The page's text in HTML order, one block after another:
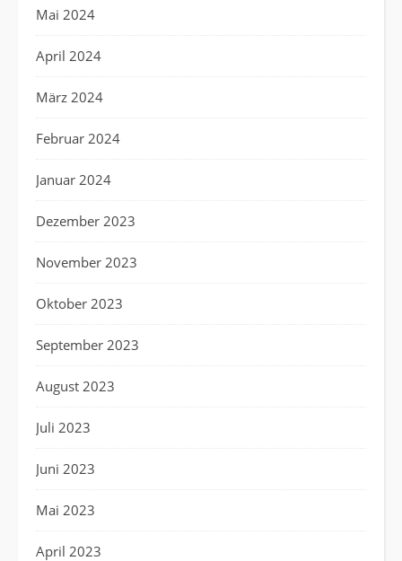
Mai 2024
April 2024
März 2024
Februar 2024
Januar 2024
Dezember 2023
November 2023
Oktober 2023
September 2023
August 2023
Juli 2023
Juni 2023
Mai 2023
April 2023